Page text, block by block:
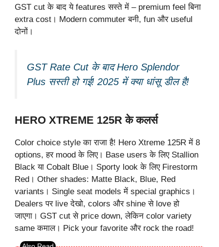
GST cut के बाद ये features सस्ते में – premium feel बिना
extra cost। Modern commuter बनी, fun और useful
दोनों।
GST Rate Cut के बाद Hero Splendor
Plus सस्ती हो गई! 2025 में क्या धांसू डील है!
HERO XTREME 125R के कलर्स
Color choice style का राजा है! Hero Xtreme 125R में 8
options, हर mood के लिए। Base users के लिए Stallion
Black या Cobalt Blue। Sporty look के लिए Firestorm
Red। Other shades: Matte Black, Blue, Red
variants। Single seat models में special graphics।
Dealers पर live देखो, colors और shine से love हो
जाएगा। GST cut से price down, लेकिन color variety
same कमाल। Pick your favorite और rock the road!